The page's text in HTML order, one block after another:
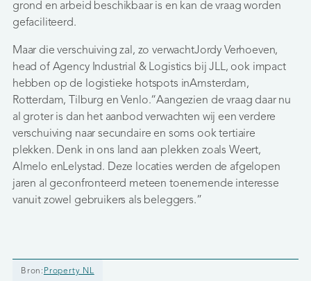
grond en arbeid beschikbaar is en kan de vraag worden
gefaciliteerd.
Maar die verschuiving zal, zo verwachtJordy Verhoeven,
head of Agency Industrial & Logistics bij JLL, ook impact
hebben op de logistieke hotspots inAmsterdam,
Rotterdam, Tilburg en Venlo.“Aangezien de vraag daar nu
al groter is dan het aanbod verwachten wij een verdere
verschuiving naar secundaire en soms ook tertiaire
plekken. Denk in ons land aan plekken zoals Weert,
Almelo enLelystad. Deze locaties werden de afgelopen
jaren al geconfronteerd meteen toenemende interesse
vanuit zowel gebruikers als beleggers.”
Bron: Property NL